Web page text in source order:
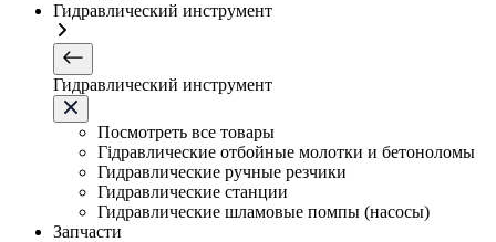
Гидравлический инструмент
Гидравлический инструмент
Посмотреть все товары
Гідравлические отбойные молотки и бетоноломы
Гидравлические ручные резчики
Гидравлические станции
Гидравлические шламовые помпы (насосы)
Запчасти